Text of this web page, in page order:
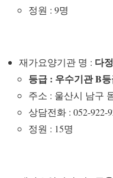
정원 : 9명
재가요양기관 명 : 다
등급 : 우수기관 B
주소 : 울산시 남구
상담전화 : 052-922-
정원 : 15명